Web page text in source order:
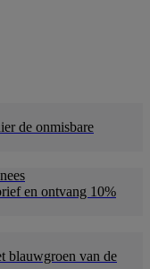
de onmisbare
en ontvang 10%
blauwgroen van de